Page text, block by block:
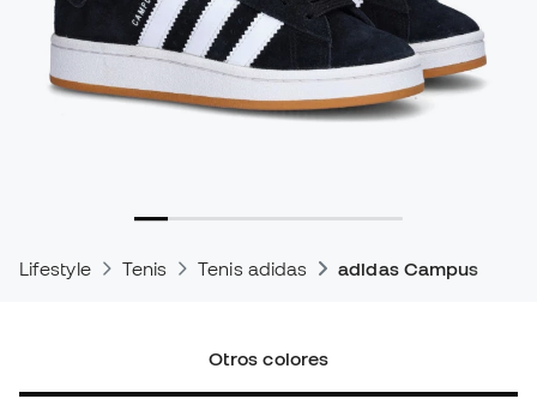
Lifestyle Tenis Tenis adidas adidas Campus
Otros colores